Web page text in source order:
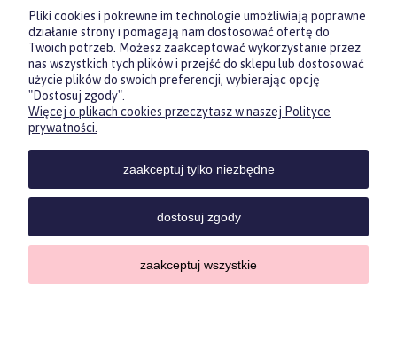
DOWIEDZ SIĘ WIĘCEJ
KONTAKTPOMOC MOJE
Sklep internetowy Shoper.pl
Zasubskrybuj nasz newsletter
i otrzymaj5% rabatu na pierwszyzakup.
Twój email
Pliki cookies i pokrewne im technologie umożliwiają poprawne
działanie strony i pomagają nam dostosować ofertę do
Twoich potrzeb. Możesz zaakceptować wykorzystanie przez
nas wszystkich tych plików i przejść do sklepu lub dostosować
użycie plików do swoich preferencji, wybierając opcję
"Dostosuj zgody".
Więcej o plikach cookies przeczytasz w naszej Polityce
prywatności.
zaakceptuj tylko niezbędne
dostosuj zgody
zaakceptuj wszystkie